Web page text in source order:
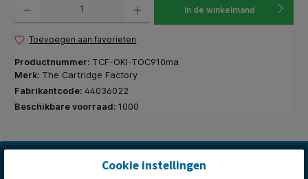
In de winkelmand
Toevoegen aan favorieten
Productnummer: TCF-OKI-TOC910ma
Merk: The Cartridge Factory
Fabrikantcode: 44036022
Beschikbare voorraad: 1000
The Cartridge Factory tonercartridge is compatible met OKI
Cookie instellingen